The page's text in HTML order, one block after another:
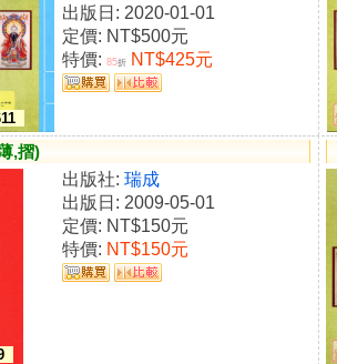
出版日: 2020-01-01
定價: NT$500元
特價: 85折 NT$425元
,摺)
出版社: 瑞成
出版日: 2009-05-01
定價: NT$150元
特價: NT$150元